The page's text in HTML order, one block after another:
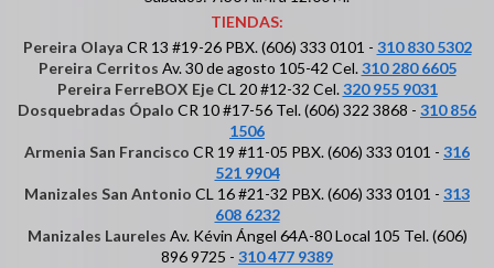
TIENDAS:
Pereira Olaya CR 13 #19-26 PBX. (606) 333 0101 - 310 830 5302
Pereira Cerritos Av. 30 de agosto 105-42 Cel.310 280 6605
Pereira FerreBOX EjeCL 20 #12-32 Cel.320 955 9031
Dosquebradas Ópalo CR 10 #17-56 Tel. (606) 322 3868 - 310 856
1506
Armenia San Francisco CR 19 #11-05 PBX. (606) 333 0101 - 316
521 9904
Manizales San Antonio CL 16 #21-32 PBX. (606) 333 0101 - 313
608 6232
Manizales Laureles Av. Kévin Ángel 64A-80 Local 105 Tel. (606)
896 9725 - 310 477 9389